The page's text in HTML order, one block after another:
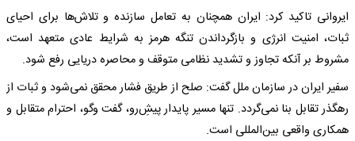
ایروانی تاکید کرد: ایران همچنان به تعامل سازنده و تلاش‌ها برای احیای
ثبات، امنیت انرژی و بازگرداندن تنگه هرمز به شرایط عادی متعهد است،
مشروط بر آنکه تجاوز و تشدید نظامی متوقف و محاصره دریایی رفع شود.
سفیر ایران در سازمان ملل گفت: صلح از طریق فشار محقق نمی‌شود و ثبات از
رهگذر تقابل بنا نمی‌گردد. تنها مسیر پایدار پیشِ‌رو، گفت‌ وگو، احترام متقابل و
همکاری واقعی بین‌المللی است.